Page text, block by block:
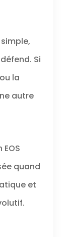
Si
la
autre
quand
et